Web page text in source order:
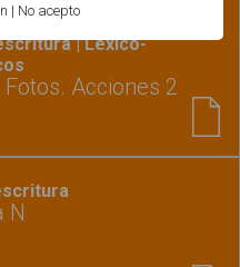
Morfosintaxis |
| Léxico-
Acciones 2
N
| No acepto